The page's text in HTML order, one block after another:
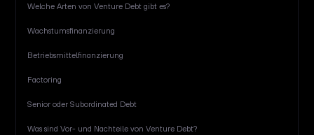
Welche Arten von Venture Debt gibt es?
Wachstumsfinanzierung
Betriebsmittelfinanzierung
Factoring
Senior oder Subordinated Debt
Was sind Vor- und Nachteile von Venture Debt?